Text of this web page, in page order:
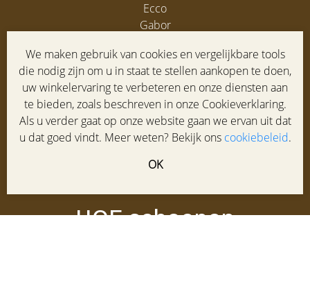
We maken gebruik van cookies en vergelijkbare tools
die nodig zijn om u in staat te stellen aankopen te doen,
uw winkelervaring te verbeteren en onze diensten aan
te bieden, zoals beschreven in onze Cookieverklaring.
Als u verder gaat op onze website gaan we ervan uit dat
u dat goed vindt. Meer weten? Bekijk ons cookiebeleid.
OK
Ecco
Gabor
Gabor heren
Service
Klantenservice
Maatadvies
Veelgestelde vragen
HOF schoenen